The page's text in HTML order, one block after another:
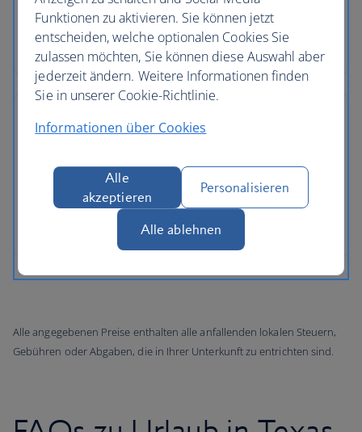
Alle angegebenen Preise enthalten alle anfallenden lokalen Steuern,
Gebühren oder Abgaben, die in Ihrer Unterkunft zu entrichten sind.
Funktionen zu aktivieren. Sie können jetzt
entscheiden, welche optionalen Cookies Sie
zulassen möchten, Sie können diese Auswahl aber
jederzeit ändern. Weitere Informationen finden
Sie in unserer Cookie-Richtlinie.
Informationen über Cookies
Alle
akzeptieren
Personalisieren
Alle ablehnen